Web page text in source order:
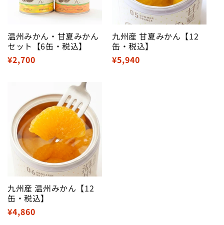
温州みかん・甘夏みかん
セット【6缶・税込】
通
¥2,700
九州産 甘夏みかん【12
缶・税込】
通
¥5,940
九州産 温州みかん【12
缶・税込】
通
¥4,860